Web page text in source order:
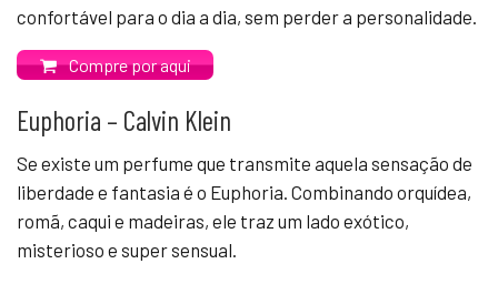
confortável para o dia a dia, sem perder a personalidade.
Compre por aqui
Euphoria – Calvin Klein
Se existe um perfume que transmite aquela sensação de
liberdade e fantasia é o Euphoria. Combinando orquídea,
romã, caqui e madeiras, ele traz um lado exótico,
misterioso e super sensual.